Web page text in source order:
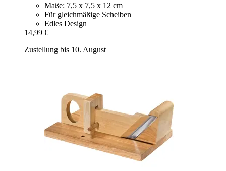
Maße: 7,5 x 7,5 x 12 cm
Für gleichmäßige Scheiben
Edles Design
14,99 €
Zustellung bis 10. August